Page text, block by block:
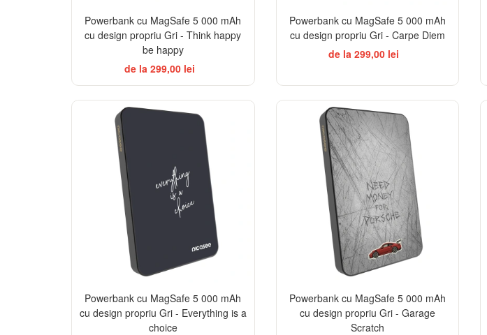
Powerbank cu MagSafe 5 000 mAh
cu design propriu Gri - Think happy
be happy
de la 299,00 lei
Powerbank cu MagSafe 5 000 mAh
cu design propriu Gri - Carpe Diem
de la 299,00 lei
Powerbank cu MagSafe 5 000 mAh
cu design propriu Gri - Everything is a
choice
Powerbank cu MagSafe 5 000 mAh
cu design propriu Gri - Garage
Scratch